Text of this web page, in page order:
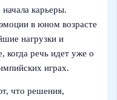
карьеры.
в юном возрасте
нагрузки и
когда речь идет уже о
играх.
что решения,